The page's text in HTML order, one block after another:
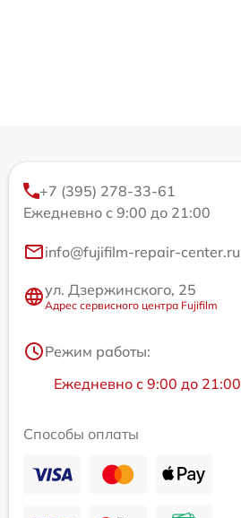
+7 (395) 278-33-61
Ежедневно с 9:00 до 21:00
info@fujifilm-repair-center.ru
ул. Дзержинского, 25
Адрес сервисного центра Fujifilm
Режим работы:
Ежедневно с 9:00 до 21:00
Способы оплаты